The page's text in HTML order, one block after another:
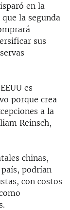
en la
la segunda
sus
es
porque crea
a la
Reinsch,
chinas,
podrían
con costos